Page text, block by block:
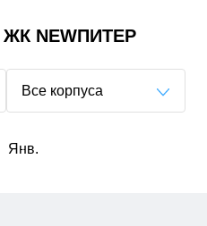
ЖК NEWПИТЕР
Все корпуса
Янв.